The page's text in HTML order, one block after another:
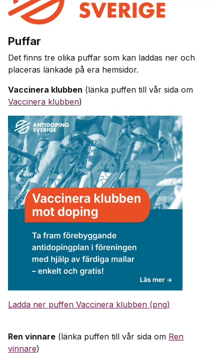
Puffar
Det finns tre olika puffar som kan laddas ner och
placeras länkade på era hemsidor.
Vaccinera klubben (länka puffen till vår sida om
Vaccinera klubben)
Ladda ner puffen Vaccinera klubben (png)
Ren vinnare (länka puffen till vår sida om Ren
vinnare)